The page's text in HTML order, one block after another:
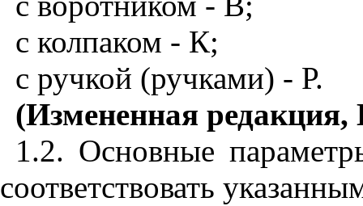
с колпаком - К;
с ручкой (ручками) - Р.
(Измененная
1.2. Основные
соответствовать